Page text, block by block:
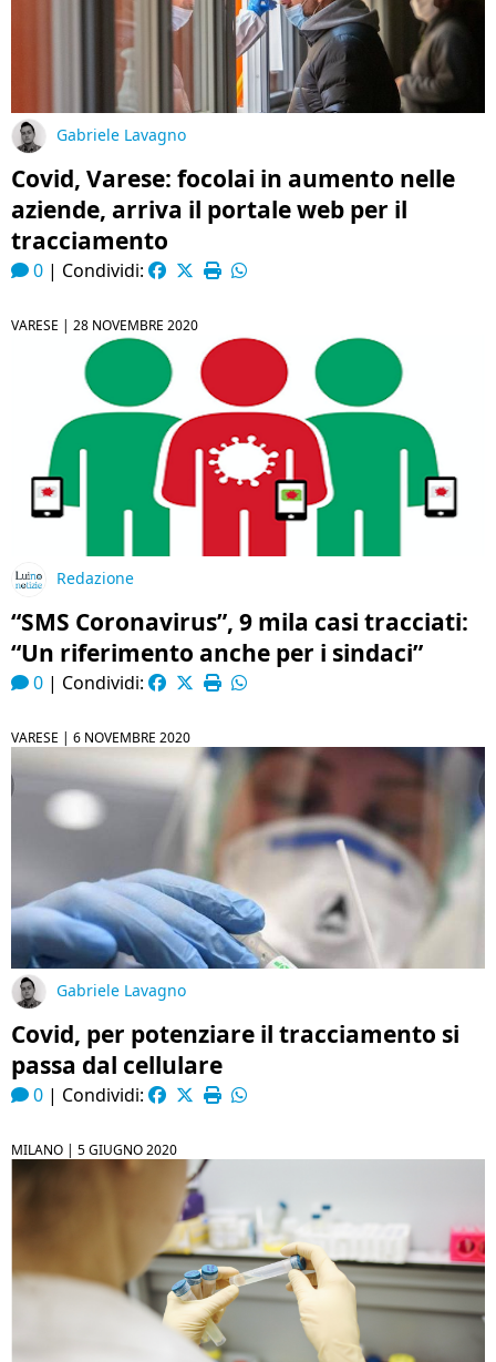
Gabriele Lavagno
Covid, Varese: focolai in aumento nelle
aziende, arriva il portale web per il
tracciamento
0 | Condividi:
VARESE | 28 NOVEMBRE 2020
Redazione
“SMS Coronavirus”, 9 mila casi tracciati:
“Un riferimento anche per i sindaci”
0 | Condividi:
VARESE | 6 NOVEMBRE 2020
Gabriele Lavagno
Covid, per potenziare il tracciamento si
passa dal cellulare
0 | Condividi:
MILANO | 5 GIUGNO 2020